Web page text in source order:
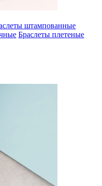
штампованные
Браслеты плетеные